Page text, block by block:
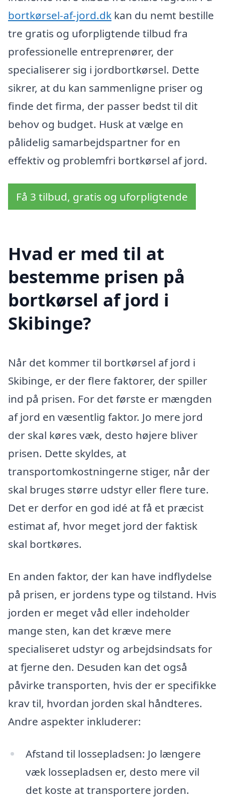
bortkørsel-af-jord.dk kan du nemt bestille
tre gratis og uforpligtende tilbud fra
professionelle entreprenører, der
specialiserer sig i jordbortkørsel. Dette
sikrer, at du kan sammenligne priser og
finde det firma, der passer bedst til dit
behov og budget. Husk at vælge en
pålidelig samarbejdspartner for en
effektiv og problemfri bortkørsel af jord.
Få 3 tilbud, gratis og uforpligtende
Hvad er med til at
bestemme prisen på
bortkørsel af jord i
Skibinge?
Når det kommer til bortkørsel af jord i
Skibinge, er der flere faktorer, der spiller
ind på prisen. For det første er mængden
af jord en væsentlig faktor. Jo mere jord
der skal køres væk, desto højere bliver
prisen. Dette skyldes, at
transportomkostningerne stiger, når der
skal bruges større udstyr eller flere ture.
Det er derfor en god idé at få et præcist
estimat af, hvor meget jord der faktisk
skal bortkøres.
En anden faktor, der kan have indflydelse
på prisen, er jordens type og tilstand. Hvis
jorden er meget våd eller indeholder
mange sten, kan det kræve mere
specialiseret udstyr og arbejdsindsats for
at fjerne den. Desuden kan det også
påvirke transporten, hvis der er specifikke
krav til, hvordan jorden skal håndteres.
Andre aspekter inkluderer:
Afstand til lossepladsen: Jo længere
væk lossepladsen er, desto mere vil
det koste at transportere jorden.